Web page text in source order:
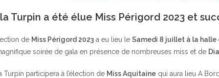
Turpin a été élue Miss Périgord 2023 et
de Miss Périgord 2023a eu lieu le Samedi 8 juillet à la halle
soirée de gala en présence de nombreuses miss et de
Turpin participera à l’élection de Miss Aquitaine qui aura lieu A